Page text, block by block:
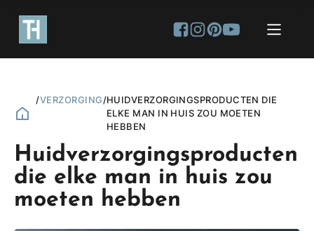
/VERZORGING/HUIDVERZORGINGSPRODUCTEN DIE
ELKE MAN IN HUIS ZOU MOETEN
HEBBEN
Huidverzorgingsproducten
die elke man in huis zou
moeten hebben